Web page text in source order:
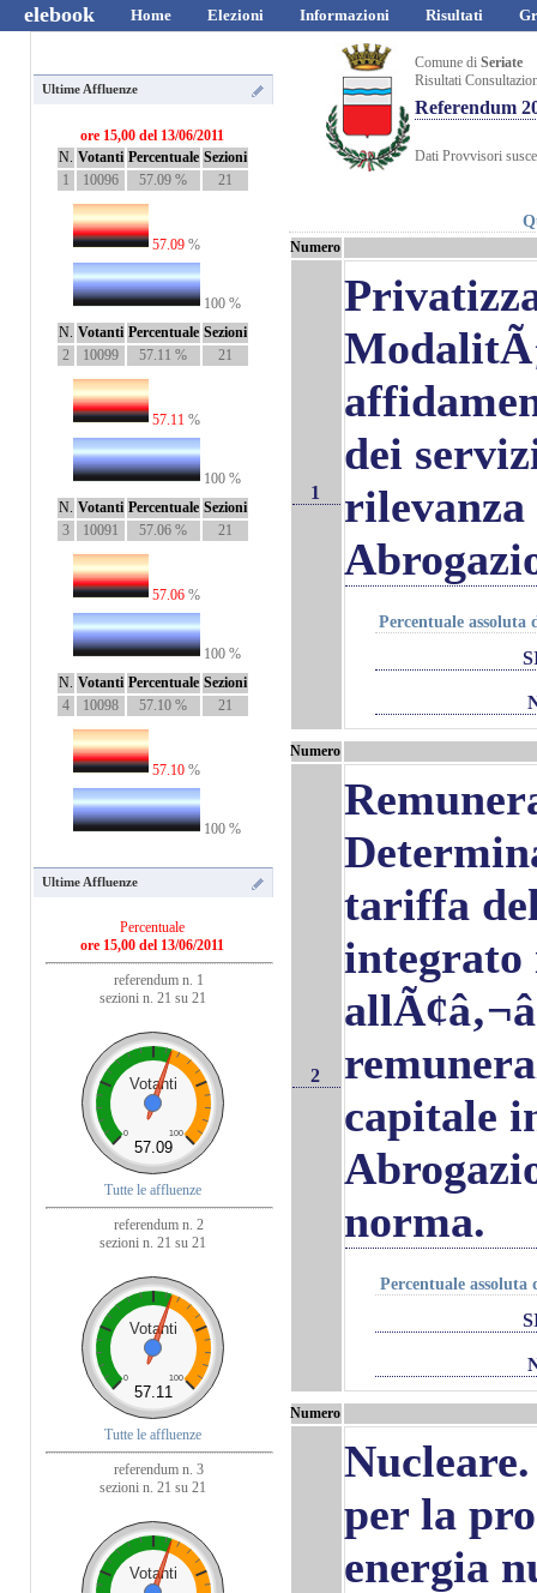
elebook Home Elezioni Informazioni Risultati
Ultime Affluenze
ore 15,00 del 13/06/2011
N. Votanti Percentuale Sezioni
1
10096 57.09 % 21
57.09 %
100 %
N. Votanti Percentuale Sezioni
2
10099 57.11 % 21
57.11 %
100 %
N. Votanti Percentuale Sezioni
3
10091 57.06 % 21
57.06 %
100 %
N. Votanti Percentuale Sezioni
4
10098 57.10 % 21
57.10 %
100 %
Ultime Affluenze
Percentuale
ore 15,00 del 13/06/2011
referendum n. 1
sezioni n. 21 su 21
Votanti
0 100
57.09
Tutte le affluenze
referendum n. 2
sezioni n. 21 su 21
Votanti
0 100
57.11
Tutte le affluenze
referendum n. 3
sezioni n. 21 su 21
Votanti
Comune di Seriate
Risultati
Referendum
Dati Provvisori
Numero
1
dei
rilevanza
Percentuale assoluta
Numero
2
tariffa
integrato
capitale
norma.
Percentuale assoluta
Numero
per la
energia